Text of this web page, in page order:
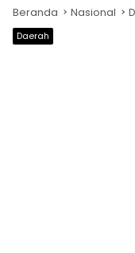
Beranda Nasional
Daerah